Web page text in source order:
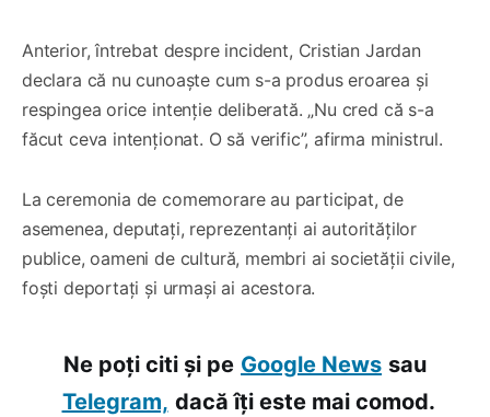
Anterior, întrebat despre incident, Cristian Jardan
declara că nu cunoaște cum s-a produs eroarea și
respingea orice intenție deliberată. „Nu cred că s-a
făcut ceva intenționat. O să verific”, afirma ministrul.
La ceremonia de comemorare au participat, de
asemenea, deputați, reprezentanți ai autorităților
publice, oameni de cultură, membri ai societății civile,
foști deportați și urmași ai acestora.
Ne poți citi și pe Google News sau
Telegram, dacă îți este mai comod.